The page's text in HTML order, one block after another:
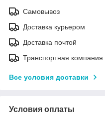
Самовывоз
Доставка курьером
Доставка почтой
Транспортная компания
Все условия доставки
Условия оплаты